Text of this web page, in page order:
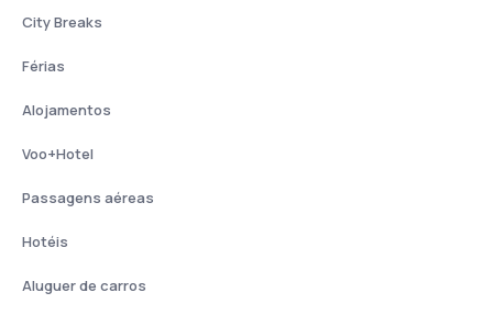
City Breaks
Férias
Alojamentos
Voo+Hotel
Passagens aéreas
Hotéis
Aluguer de carros